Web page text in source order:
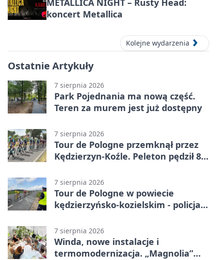
METALLICA NIGHT – Rusty Head:
koncert Metallica
Kolejne wydarzenia
Ostatnie Artykuły
7 sierpnia 2026
Park Pojednania ma nową część.
Teren za murem jest już dostępny
7 sierpnia 2026
Tour de Pologne przemknął przez
Kędzierzyn-Koźle. Peleton pędził 80
7 sierpnia 2026
Tour de Pologne w powiecie
kędzierzyńsko-kozielskim - policja
7 sierpnia 2026
Winda, nowe instalacje i
termomodernizacja. „Magnolia”